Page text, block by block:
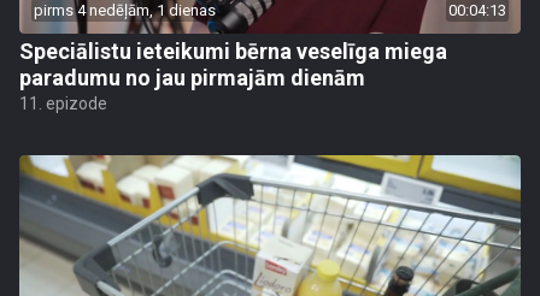
pirms 4 nedēļām, 1 dienas 00:04:13
Speciālistu ieteikumi bērna veselīga miega
paradumu no jau pirmajām dienām
11. epizode